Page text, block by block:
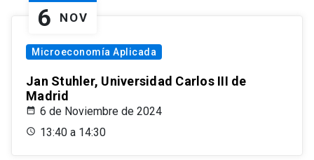
6 NOV
Microeconomía Aplicada
Jan Stuhler, Universidad Carlos III de
Madrid
6 de Noviembre de 2024
13:40 a 14:30